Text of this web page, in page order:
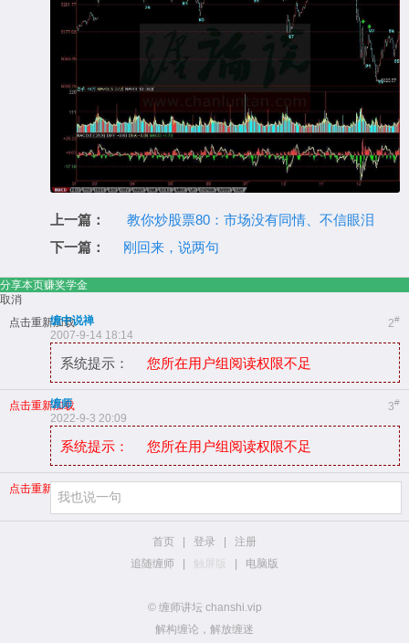
上一篇：
教你炒股票80：市场没有同情、不信眼泪
下一篇：
刚回来，说两句
分享本页赚奖学金
取消
点击重新加载
2#
缠中说禅
2007-9-14 18:14
系统提示： 您所在用户组阅读权限不足
点击重新加载 3#
缠师
2022-9-3 20:09
系统提示： 您所在用户组阅读权限不足
点击重新加载
首页 | 登录 |
注册
追随缠师
| 触屏版 | 电脑版
© 缠师讲坛 chanshi.vip
解构缠论，解放缠迷